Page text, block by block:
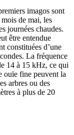
imagos sont
de mai, les
journées chaudes.
être entendue
constituées d’une
La fréquence
14 à 15 kHz, ce qui
ouïe fine peuvent la
arbres ou des
à plus de 20